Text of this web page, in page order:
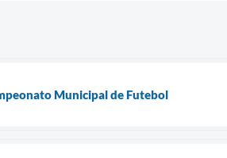
Municipal de Futebol